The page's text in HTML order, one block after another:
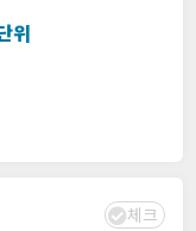
위
체크